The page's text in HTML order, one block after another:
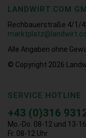
LANDWIRT.COM
Rechbauerstraße 4/1/
Alle Angaben ohne
© Copyright 2026
SERVICE HOTLINE
+43 (0)316
Mo.-Do. 08-12 und 13-
Fr. 08-12 Uhr